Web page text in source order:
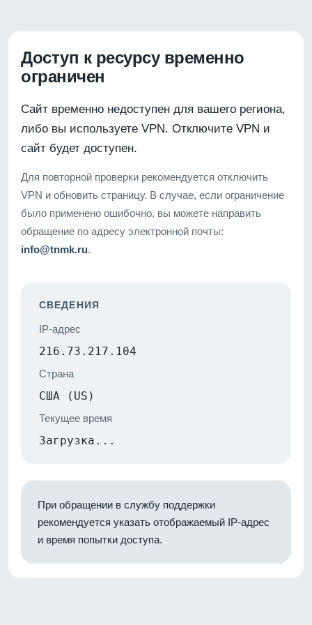
Доступ к ресурсу временно
ограничен
Сайт временно недоступен для вашего региона,
либо вы используете VPN. Отключите VPN и
сайт будет доступен.
Для повторной проверки рекомендуется отключить
VPN и обновить страницу. В случае, если ограничение
было применено ошибочно, вы можете направить
обращение по адресу электронной почты:
info@tnmk.ru.
СВЕДЕНИЯ
IP-адрес
216.73.217.104
Страна
США (US)
Текущее время
Загрузка...
При обращении в службу поддержки
рекомендуется указать отображаемый IP-адрес
и время попытки доступа.